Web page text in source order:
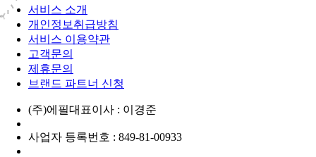
서비스 소개
개인정보취급방침
서비스 이용약관
고객문의
제휴문의
브랜드 파트너 신청
(주)에필대표이사 : 이경준
사업자 등록번호 : 849-81-00933